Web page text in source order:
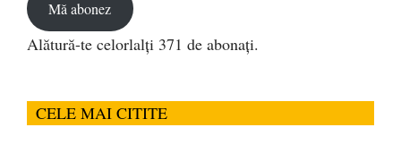
Mă abonez
Alătură-te celorlalți 371 de abonați.
CELE MAI CITITE